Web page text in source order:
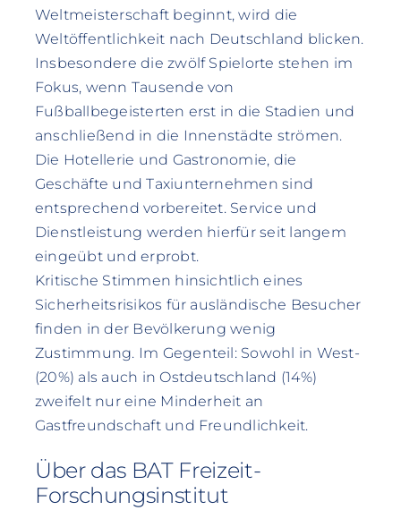
Weltmeisterschaft beginnt, wird die
Weltöffentlichkeit nach Deutschland blicken.
Insbesondere die zwölf Spielorte stehen im
Fokus, wenn Tausende von
Fußballbegeisterten erst in die Stadien und
anschließend in die Innenstädte strömen.
Die Hotellerie und Gastronomie, die
Geschäfte und Taxiunternehmen sind
entsprechend vorbereitet. Service und
Dienstleistung werden hierfür seit langem
eingeübt und erprobt.
Kritische Stimmen hinsichtlich eines
Sicherheitsrisikos für ausländische Besucher
finden in der Bevölkerung wenig
Zustimmung. Im Gegenteil: Sowohl in West-
(20%) als auch in Ostdeutschland (14%)
zweifelt nur eine Minderheit an
Gastfreundschaft und Freundlichkeit.
Über das BAT Freizeit-
Forschungsinstitut